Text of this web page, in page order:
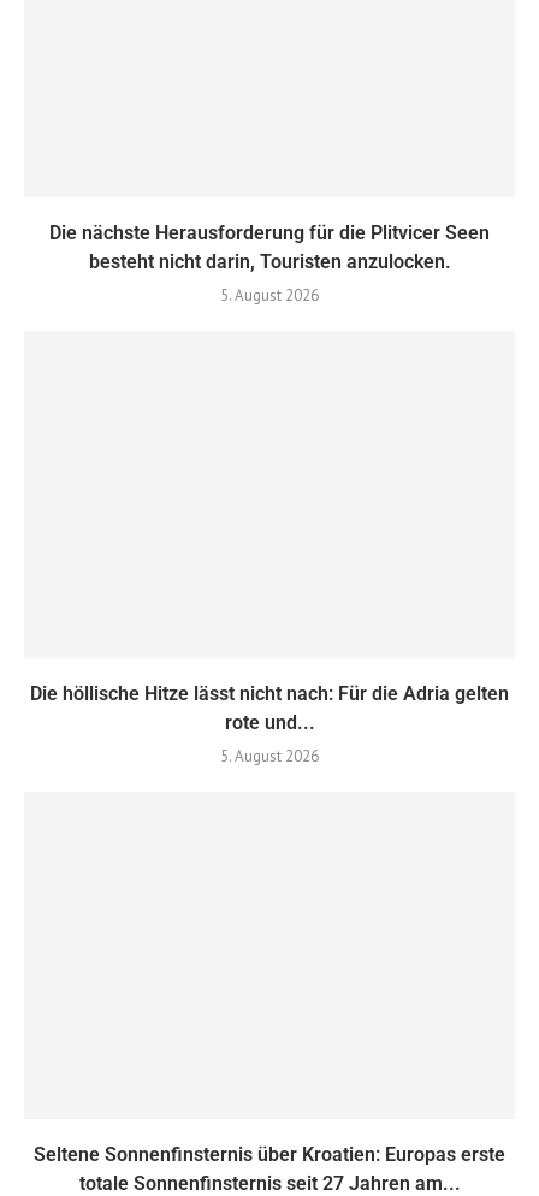
Die nächste Herausforderung für die Plitvicer Seen
besteht nicht darin, Touristen anzulocken.
5. August 2026
Die höllische Hitze lässt nicht nach: Für die Adria gelten
rote und...
5. August 2026
Seltene Sonnenfinsternis über Kroatien: Europas erste
totale Sonnenfinsternis seit 27 Jahren am...